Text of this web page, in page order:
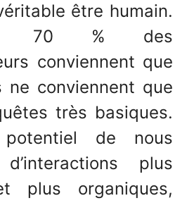
être humain.
70 % des
conviennent que
ne conviennent que
très basiques.
de nous
plus
plus organiques,